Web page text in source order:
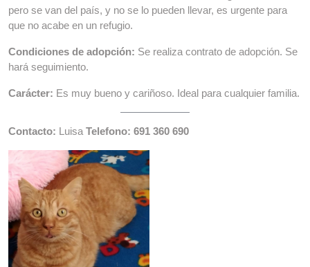
pero se van del país, y no se lo pueden llevar, es urgente para
que no acabe en un refugio.
Condiciones de adopción: Se realiza contrato de adopción. Se
hará seguimiento.
Carácter: Es muy bueno y cariñoso. Ideal para cualquier familia.
Contacto: Luisa Telefono: 691 360 690